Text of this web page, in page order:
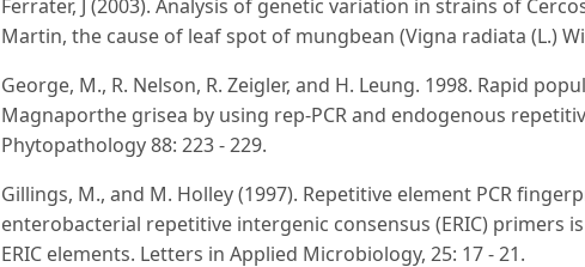
Ferrater, J (2003). Analysis of genetic variation in strains of
Martin, the cause of leaf spot of mungbean (Vigna radiata (L.)
George, M., R. Nelson, R. Zeigler, and H. Leung. 1998. Rapid
Magnaporthe grisea by using rep-PCR and endogenous
Phytopathology 88: 223 - 229.
Gillings, M., and M. Holley (1997). Repetitive element PCR
enterobacterial repetitive intergenic consensus (ERIC) primers
ERIC elements. Letters in Applied Microbiology, 25: 17 - 21.